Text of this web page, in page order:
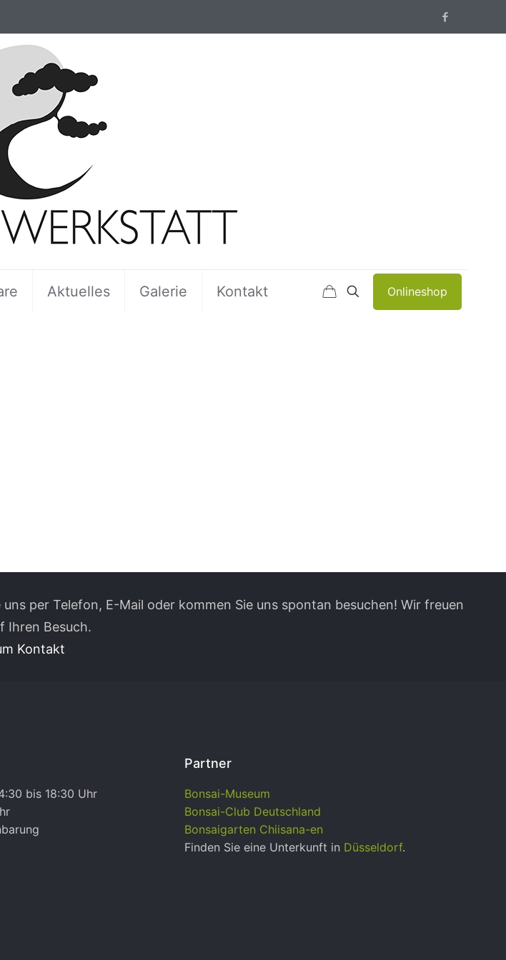
Aktuelles Galerie Kontakt Onlineshop
per Telefon, E-Mail oder kommen Sie uns spontan besuchen! Wir freuen
Ihren Besuch.
Kontakt
bis 18:30 Uhr
Partner
Bonsai-Museum
Bonsai-Club Deutschland
Bonsaigarten Chiisana-en
Finden Sie eine Unterkunft in Düsseldorf.